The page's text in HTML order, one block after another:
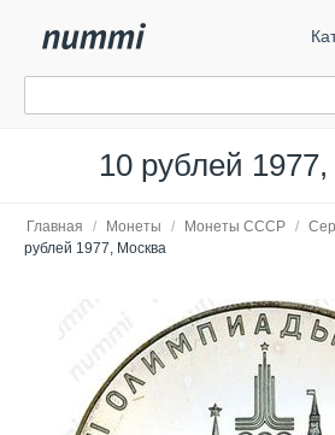
10 рублей
Главная / Монеты / Монеты СССР /
рублей 1977, Москва